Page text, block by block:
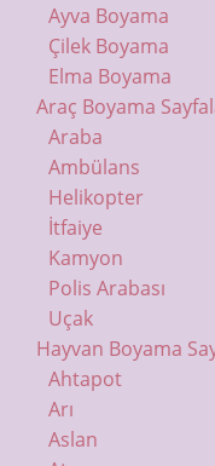
Ayva Boyama
Çilek Boyama
Elma Boyama
Araç Boyama
Araba
Ambülans
Helikopter
İtfaiye
Kamyon
Polis Arabası
Uçak
Hayvan Boyama
Ahtapot
Arı
Aslan